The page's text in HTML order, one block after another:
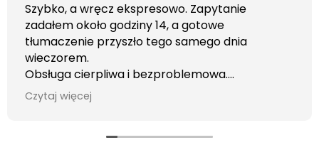
Szybko, a wręcz ekspresowo. Zapytanie
zadałem około godziny 14, a gotowe
tłumaczenie przyszło tego samego dnia
wieczorem.
Obsługa cierpliwa i bezproblemowa.
Otrzymałem wszelkie informacje i porady jaka
usługa będzie dla mnie najlepsza. Faktura także
Czytaj więcej